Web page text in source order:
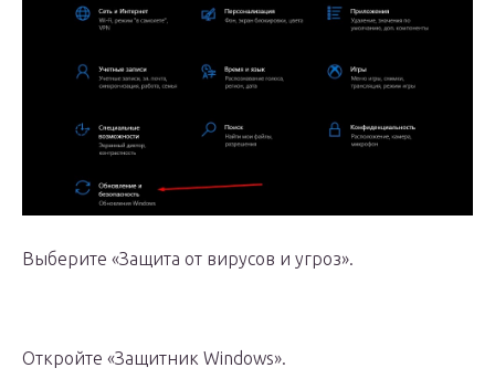
Выберите «Защита от вирусов и угроз».
Откройте «Защитник Windows».